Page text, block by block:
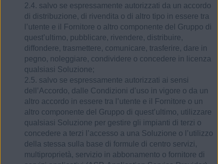
2.4. salvo se espressamente autorizzati da un accordo
di distribuzione, di rivendita o di altro tipo in essere tra
l’utente e il Fornitore o altro componente del Gruppo di
quest’ultimo, pubblicare, rivendere, distribuire,
diffondere, trasmettere, comunicare, trasferire, dare in
pegno, noleggiare, condividere o concedere in licenza
qualsiasi Soluzione;
2.5. salvo se espressamente autorizzati ai sensi
dell’Accordo, dalle Condizioni d’uso in vigore o da un
altro accordo in essere tra l’utente e il Fornitore o un
altro componente del Gruppo di quest’ultimo, utilizzare
qualsiasi Soluzione per gestire gli impianti di terzi o
concedere a terzi l’accesso a una Soluzione o l’utilizzo
della stessa sulla base di formule di centro servizi,
multiproprietà, servizio in abbonamento o fornitore di